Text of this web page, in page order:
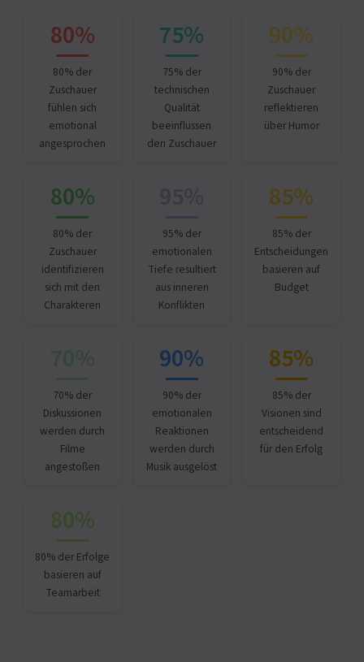
80%
80% der
Zuschauer
fühlen sich
emotional
angesprochen
75%
75% der
technischen
Qualität
beeinflussen
den Zuschauer
90%
90% der
Zuschauer
reflektieren
über Humor
80%
80% der
Zuschauer
identifizieren
sich mit den
Charakteren
95% der
emotionalen
Tiefe resultiert
aus inneren
Konflikten
85%
85% der
Entscheidungen
basieren auf
Budget
70%
70% der
Diskussionen
werden durch
Filme
angestoßen
90%
90% der
emotionalen
Reaktionen
werden durch
Musik ausgelöst
85%
85% der
Visionen sind
entscheidend
für den Erfolg
80%
80% der Erfolge
basieren auf
Teamarbeit